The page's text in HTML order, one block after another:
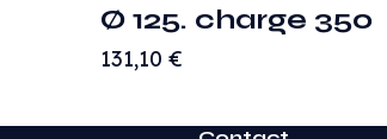
Ø 125. charge 350
131,10 €